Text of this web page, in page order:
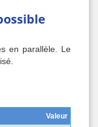
en parallèle. Le
Valeur